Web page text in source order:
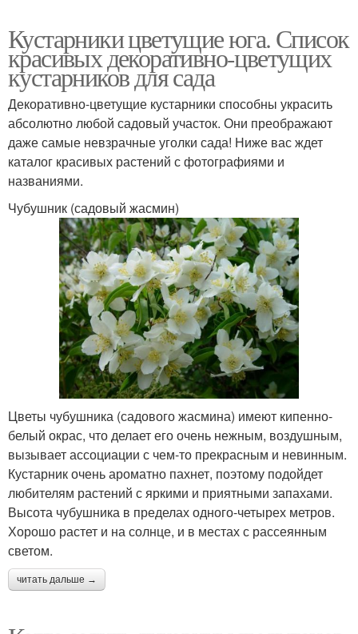
Кустарники цветущие юга. Список
красивых декоративно-цветущих
кустарников для сада
Декоративно-цветущие кустарники способны украсить
абсолютно любой садовый участок. Они преображают
даже самые невзрачные уголки сада! Ниже вас ждет
каталог красивых растений с фотографиями и
названиями.
Чубушник (садовый жасмин)
Цветы чубушника (садового жасмина) имеют кипенно-
белый окрас, что делает его очень нежным, воздушным,
вызывает ассоциации с чем-то прекрасным и невинным.
Кустарник очень ароматно пахнет, поэтому подойдет
любителям растений с яркими и приятными запахами.
Высота чубушника в пределах одного-четырех метров.
Хорошо растет и на солнце, и в местах с рассеянным
светом.
читать дальше →